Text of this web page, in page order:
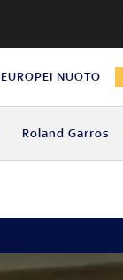
EUROPEI NUOTO
Roland Garros